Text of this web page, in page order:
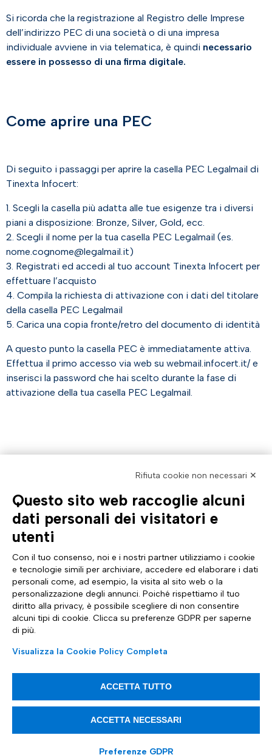
Si ricorda che la registrazione al Registro delle Imprese
dell’indirizzo PEC di una società o di una impresa
individuale avviene in via telematica, è quindi necessario
essere in possesso di una firma digitale.
Come aprire una PEC
Di seguito i passaggi per aprire la casella PEC Legalmail di
Tinexta Infocert:
1. Scegli la casella più adatta alle tue esigenze tra i diversi
piani a disposizione: Bronze, Silver, Gold, ecc.
2. Scegli il nome per la tua casella PEC Legalmail (es.
nome.cognome@legalmail.it)
3. Registrati ed accedi al tuo account Tinexta Infocert per
effettuare l’acquisto
4. Compila la richiesta di attivazione con i dati del titolare
della casella PEC Legalmail
5. Carica una copia fronte/retro del documento di identità
A questo punto la casella PEC è immediatamente attiva.
Effettua il primo accesso via web su webmail.infocert.it/ e
inserisci la password che hai scelto durante la fase di
attivazione della tua casella PEC Legalmail.
AZIENDA
Profilo aziendale
Certificazioni
Sostenibilità
Cyber Security
Analyst Report
Dichiarazione di Accessibilità
TUTTO SU DI NOI
Documentazione
Comunicati stampa
Sito internazionale
Diventa Partner
ASSISTENZA
Contattaci
FAQ e guide
Whistleblowing
Trasparenza tariffaria
SEGUICI SU
Tinexta Infocert S.p.A. Società Soggetta alla Direzione ed al
00187 - Roma
Rifiuta cookie non necessari ✕
Questo sito web raccoglie alcuni
dati personali dei visitatori e
utenti
Con il tuo consenso, noi e i nostri partner utilizziamo i cookie
e tecnologie simili per archiviare, accedere ed elaborare i dati
personali come, ad esempio, la visita al sito web o la
personalizzazione degli annunci. Poiché rispettiamo il tuo
diritto alla privacy, è possibile scegliere di non consentire
alcuni tipi di cookie. Clicca su preferenze GDPR per saperne
di più.
Visualizza la Cookie Policy Completa
ACCETTA TUTTO
ACCETTA NECESSARI
Preferenze GDPR